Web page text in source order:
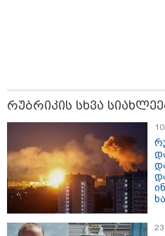
რუბრიკის სხვა